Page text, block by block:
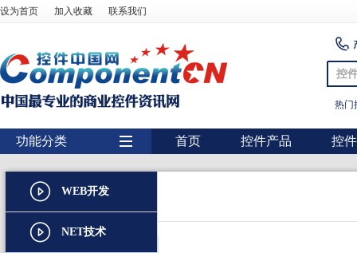
设为首页 加入收藏 联系我们
控
热门
功能分类
用户界面
报表
图表
首页 控件产品 控
WEB开发
NET技术